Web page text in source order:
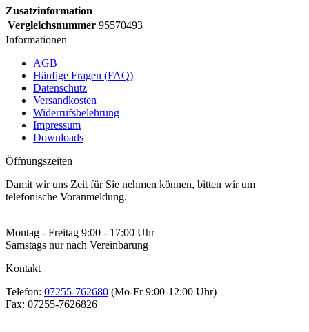
Zusatzinformation
Vergleichsnummer 95570493
Informationen
AGB
Häufige Fragen (FAQ)
Datenschutz
Versandkosten
Widerrufsbelehrung
Impressum
Downloads
Öffnungszeiten
Damit wir uns Zeit für Sie nehmen können, bitten wir um
telefonische Voranmeldung.
Montag - Freitag 9:00 - 17:00 Uhr
Samstags nur nach Vereinbarung
Kontakt
Telefon: 07255-762680 (Mo-Fr 9:00-12:00 Uhr)
Fax: 07255-7626826